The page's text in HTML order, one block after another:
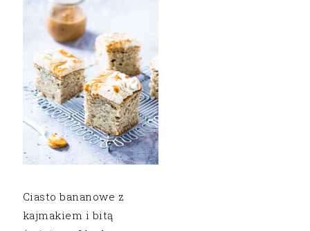
Ciasto bananowe z
kajmakiem i bitą